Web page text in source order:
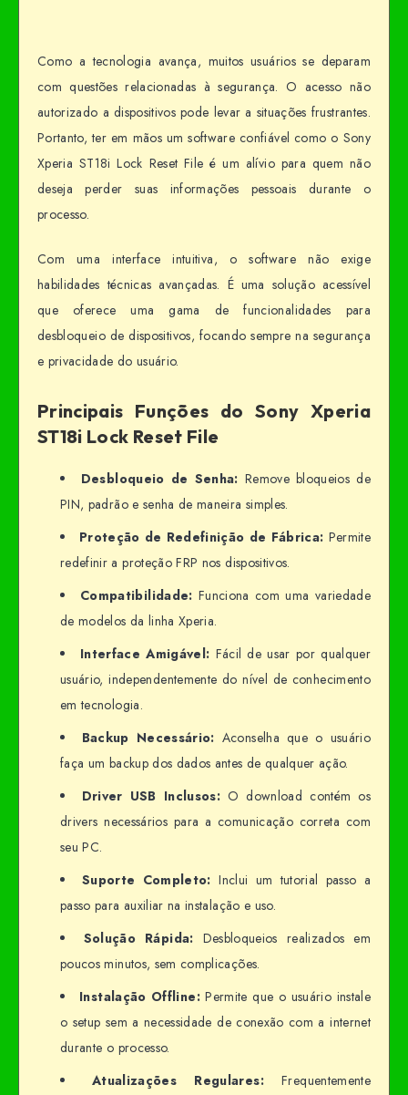
Como a tecnologia avança, muitos usuários se deparam
com questões relacionadas à segurança. O acesso não
autorizado a dispositivos pode levar a situações frustrantes.
Portanto, ter em mãos um software confiável como o Sony
Xperia ST18i Lock Reset File é um alívio para quem não
deseja perder suas informações pessoais durante o
processo.
Com uma interface intuitiva, o software não exige
habilidades técnicas avançadas. É uma solução acessível
que oferece uma gama de funcionalidades para
desbloqueio de dispositivos, focando sempre na segurança
e privacidade do usuário.
Principais Funções do Sony Xperia
ST18i Lock Reset File
Desbloqueio de Senha: Remove bloqueios de
PIN, padrão e senha de maneira simples.
Proteção de Redefinição de Fábrica: Permite
redefinir a proteção FRP nos dispositivos.
Compatibilidade: Funciona com uma variedade
de modelos da linha Xperia.
Interface Amigável: Fácil de usar por qualquer
usuário, independentemente do nível de conhecimento
em tecnologia.
Backup Necessário: Aconselha que o usuário
faça um backup dos dados antes de qualquer ação.
Driver USB Inclusos: O download contém os
drivers necessários para a comunicação correta com
seu PC.
Suporte Completo: Inclui um tutorial passo a
passo para auxiliar na instalação e uso.
Solução Rápida: Desbloqueios realizados em
poucos minutos, sem complicações.
Instalação Offline:Permite que o usuário instale
o setup sem a necessidade de conexão com a internet
durante o processo.
Atualizações Regulares:Frequentemente